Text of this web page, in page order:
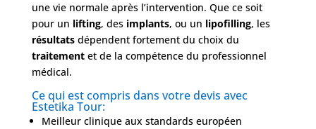
une vie normale après l’intervention. Que ce soit
pour un lifting, des implants, ou un lipofilling, les
résultatsdépendent fortement du choix du
traitementet de la compétence du professionnel
médical.
Ce qui est compris dans votre devis avec
Estetika Tour:
Meilleur clinique aux standards européen